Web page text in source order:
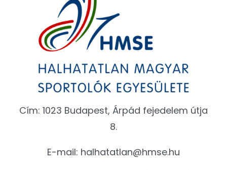
Cím: 1023 Budapest, Árpád fejedelem útja
8.
E-mail: halhatatlan@hmse.hu